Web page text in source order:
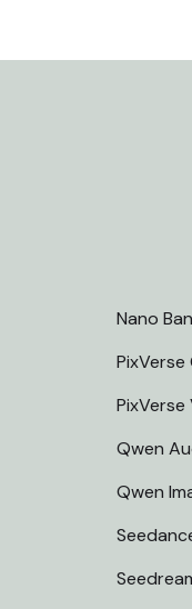
Nano
PixVerse
PixVerse
Qwen
Qwen